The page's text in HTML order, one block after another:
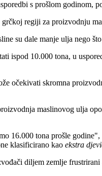
s prošlom godinom,
regiji za proizvodnju
su dale manje ulja
ispod 10.000 tona, u
očekivati skromna
maslinovog ulja
16.000 tona prošle
klasificirano kao ekstra
diljem zemlje